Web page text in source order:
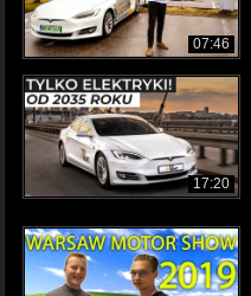
07:46
17:20